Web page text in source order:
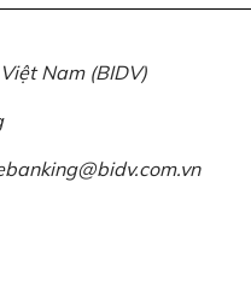
Nam (BIDV)